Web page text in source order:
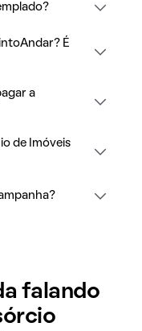
É
a
de Imóveis
falando